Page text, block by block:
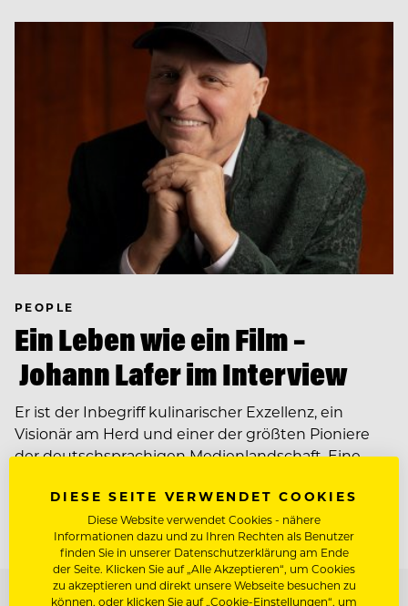
PEOPLE
Ein Leben wie ein Film –
Johann Lafer im Interview
Er ist der Inbegriff kulinarischer Exzellenz, ein
Visionär am Herd und einer der größten Pioniere
der deutschsprachigen Medienlandschaft. Eine
TOP ARBEITGEBER
DIESE SEITE VERWENDET COOKIES
Diese Website verwendet Cookies - nähere
Informationen dazu und zu Ihren Rechten als Benutzer
finden Sie in unserer Datenschutzerklärung am Ende
der Seite. Klicken Sie auf „Alle Akzeptieren“, um Cookies
zu akzeptieren und direkt unsere Webseite besuchen zu
können, oder klicken Sie auf „Cookie-Einstellungen“, um